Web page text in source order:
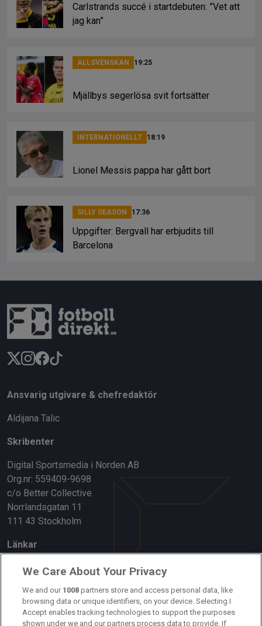
Carlstrands succé i startdebuten: ”Vet att
jag kan”
ALLSVENSKAN 19:25
Mjällbys segerlösa svit fortsätter
INTERNATIONELLT 18:19
Lionel Messis pappa har gått bort
SILLY SEASON 17:36
Uppgifter: Bergvall har erbjudits till
Barcelona
Ansvarig utgivare & chefredaktör
Aldijana Talic
Skribenter
Digital Sportsmedia i Norden AB
Org.nr: 559409-9698
c/o Better Collective
Norrlandsgatan 11
111 43 Stockholm
Länkar
Om oss
Kontakta oss
Kundtjänst
We Care About Your Privacy
We and our 1008 partners store and access personal data, like
browsing data or unique identifiers, on your device. Selecting I
Accept enables tracking technologies to support the purposes
shown under we and our partners process data to provide. If